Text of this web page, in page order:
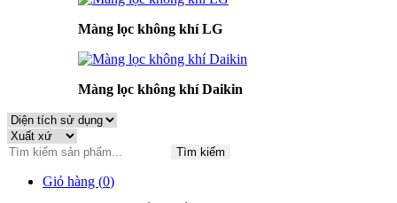
Màng lọc không khí LG
Màng lọc không khí Daikin
Tìm kiếm
Giỏ hàng (0)